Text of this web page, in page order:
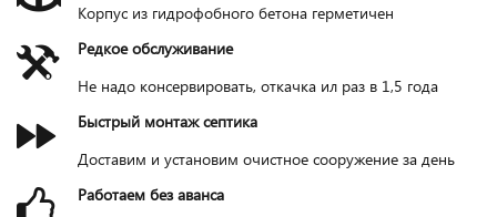
Корпус из гидрофобного бетона герметичен
Редкое обслуживание
Не надо консервировать, откачка ил раз в 1,5 года
Быстрый монтаж септика
Доставим и установим очистное сооружение за день
Работаем без аванса